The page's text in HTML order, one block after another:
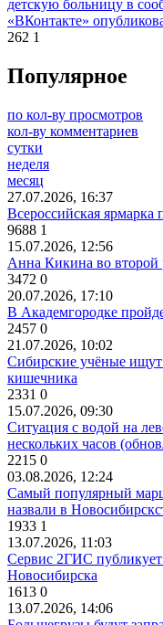
детскую больницу в
«ВКонтакте»
262 1
Популярное
по кол-ву просмотров
кол-ву комментариев
сутки
неделя
месяц
27.07.2026, 16:37
Всероссийская ярмарка
9688 1
15.07.2026, 12:56
Анна Кикина во второй
3472 0
20.07.2026, 17:10
В Академгородке
2457 0
21.07.2026, 10:02
Сибирские учёные
кишечника
2331 0
15.07.2026, 09:30
Ситуация с водой на
нескольких часов
2215 0
03.08.2026, 12:24
Самый популярный
назвали в
1933 1
13.07.2026, 11:03
Сервис 2ГИС
Новосибирска
1613 0
13.07.2026, 14:06